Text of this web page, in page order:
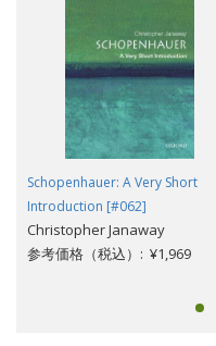
Schopenhauer: A Very Short
Introduction [#062]
Christopher Janaway
参考価格（税込）: ¥1,969